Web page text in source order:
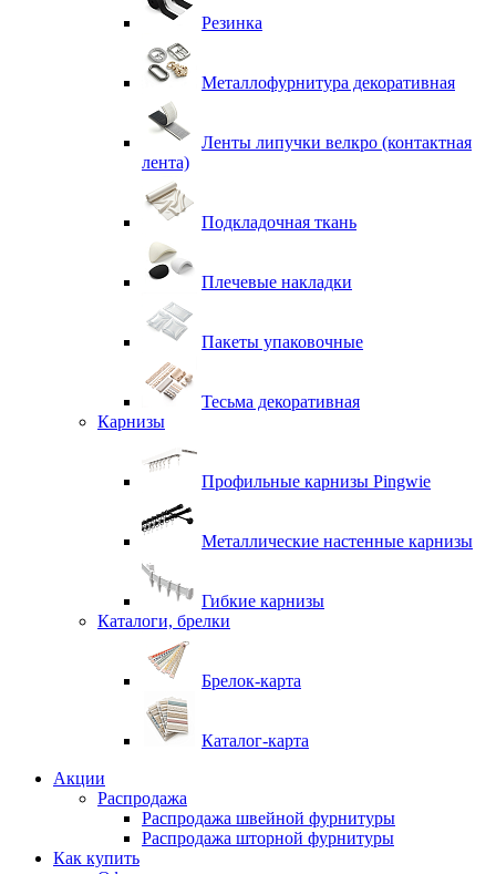
Резинка
Металлофурнитура декоративная
Ленты липучки велкро (контактная
лента)
Подкладочная ткань
Плечевые накладки
Пакеты упаковочные
Тесьма декоративная
Карнизы
Профильные карнизы Pingwie
Металлические настенные карнизы
Гибкие карнизы
Каталоги, брелки
Брелок-карта
Каталог-карта
Акции
Распродажа
Распродажа швейной фурнитуры
Распродажа шторной фурнитуры
Как купить